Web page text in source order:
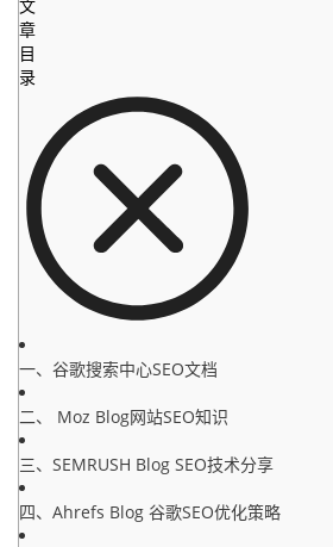
文
章
目
录
一、谷歌搜索中心SEO文档
二、 Moz Blog网站SEO知识
三、SEMRUSH Blog SEO技术分享
四、Ahrefs Blog 谷歌SEO优化策略